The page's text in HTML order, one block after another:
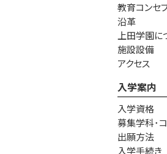
教育コンセ
沿革
上田学園に
施設設備
アクセス
入学案内
入学資格
募集学科･
出願方法
入学手続き